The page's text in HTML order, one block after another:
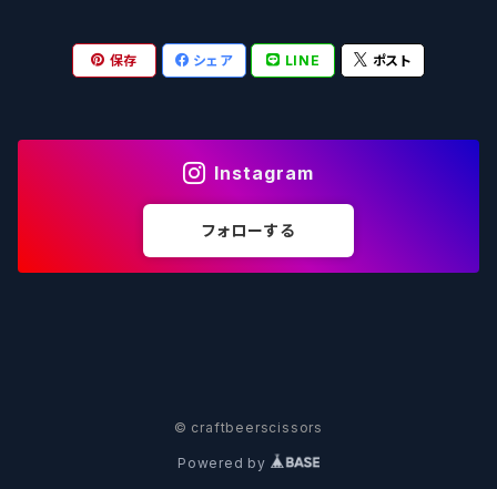
箕面ビール - MINOH BEER
サンクトガーレン - Sankt Gallen
ウェストコーストブルーイング -WCB
Tokyo AleWorks -トウキョウエールワークス
Mikkeller ミッケラー
Hop Nation ホップネーション
Brewski ブリュースキー
SierraNevada -シエラネバダ
Lambiek Fabriek - ファブリーク
Marble / マーブル
Buxton - バクストン
Behemoth - ベヒーモス
Deep Creek Brewing Co.
8 Wired エイトワイアード
Isthmus イスムス
Mountain Culture マウンテンカルチャー
Strathcona ストラスコナ
ODIN BREWING オディン
Electric Bicycle エレクトリックバイシクル
33 Brewing Experiment
Früh フリュー
Plank プランク
Tucher トゥーハー
保存 シェア LINE ポスト
Instagram
フォローする
© craftbeerscissors
Powered by